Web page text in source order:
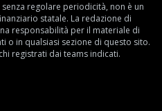
regolare periodicità, non è un
statale. La redazione di
responsabilità per il materiale di
o in qualsiasi sezione di questo sito.
registrati dai teams indicati.